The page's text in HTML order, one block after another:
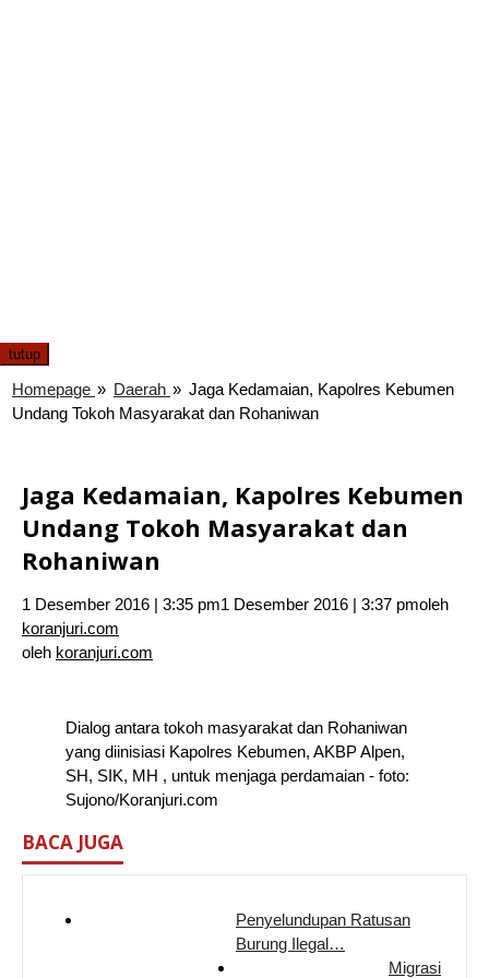
tutup
Homepage » Daerah » Jaga Kedamaian, Kapolres Kebumen
Undang Tokoh Masyarakat dan Rohaniwan
Jaga Kedamaian, Kapolres Kebumen
Undang Tokoh Masyarakat dan
Rohaniwan
1 Desember 2016 | 3:35 pm1 Desember 2016 | 3:37 pmoleh
koranjuri.com
oleh koranjuri.com
Dialog antara tokoh masyarakat dan Rohaniwan
yang diinisiasi Kapolres Kebumen, AKBP Alpen,
SH, SIK, MH , untuk menjaga perdamaian - foto:
Sujono/Koranjuri.com
BACA JUGA
Penyelundupan Ratusan
Burung Ilegal…
Migrasi